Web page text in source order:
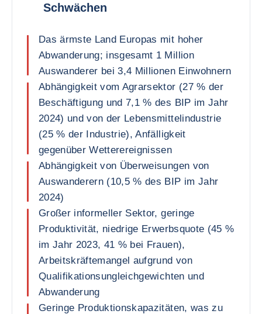
Schwächen
Das ärmste Land Europas mit hoher
Abwanderung; insgesamt 1 Million
Auswanderer bei 3,4 Millionen Einwohnern
Abhängigkeit vom Agrarsektor (27 % der
Beschäftigung und 7,1 % des BIP im Jahr
2024) und von der Lebensmittelindustrie
(25 % der Industrie), Anfälligkeit
gegenüber Wetterereignissen
Abhängigkeit von Überweisungen von
Auswanderern (10,5 % des BIP im Jahr
2024)
Großer informeller Sektor, geringe
Produktivität, niedrige Erwerbsquote (45 %
im Jahr 2023, 41 % bei Frauen),
Arbeitskräftemangel aufgrund von
Qualifikationsungleichgewichten und
Abwanderung
Geringe Produktionskapazitäten, was zu